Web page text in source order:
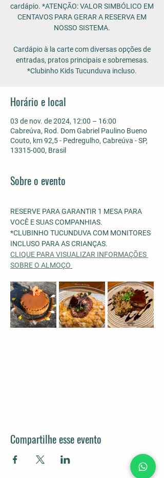
cardápio. *ATENÇÃO: VALOR SIMBÓLICO EM
CENTAVOS PARA GERAR A RESERVA EM
NOSSO SISTEMA.
Cardápio à la carte com diversas opções de
entradas, pratos principais e sobremesas.
*Clubinho Kids Tucunduva incluso.
Horário e local
03 de nov. de 2024, 12:00 – 16:00
Cabreúva, Rod. Dom Gabriel Paulino Bueno
Couto, km 92,5 - Pedregulho, Cabreúva - SP,
13315-000, Brasil
Sobre o evento
RESERVE PARA GARANTIR 1 MESA PARA
VOCÊ E SUAS COMPANHIAS.
*CLUBINHO TUCUNDUVA COM MONITORES
INCLUSO PARA AS CRIANÇAS.
CLIQUE PARA VISUALIZAR INFORMAÇÕES
SOBRE O ALMOÇO
Compartilhe esse evento